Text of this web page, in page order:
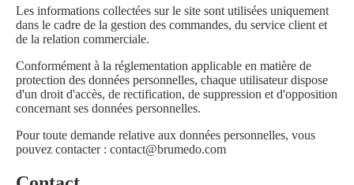
Les informations collectées sur le site sont utilisées uniquement
dans le cadre de la gestion des commandes, du service client et
de la relation commerciale.
Conformément à la réglementation applicable en matière de
protection des données personnelles, chaque utilisateur dispose
d'un droit d'accès, de rectification, de suppression et d'opposition
concernant ses données personnelles.
Pour toute demande relative aux données personnelles, vous
pouvez contacter : contact@brumedo.com